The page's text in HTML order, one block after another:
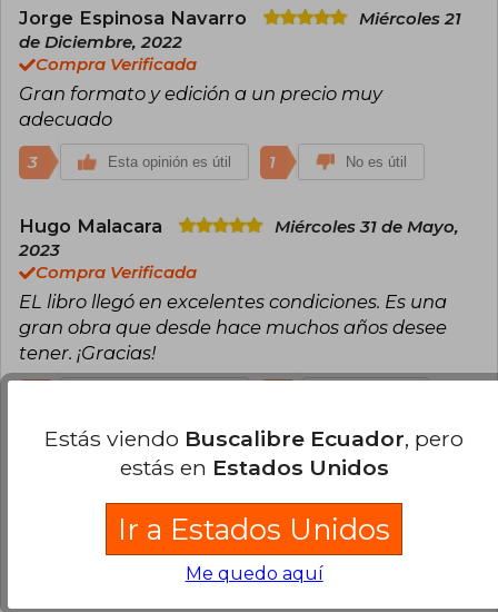
Jorge Espinosa Navarro
Miércoles 21
de Diciembre, 2022
Compra Verificada
Gran formato y edición a un precio muy
adecuado
3 Esta opinión es útil 1 No es útil
Hugo Malacara
Miércoles 31 de Mayo,
2023
Compra Verificada
EL libro llegó en excelentes condiciones. Es una
gran obra que desde hace muchos años desee
tener. ¡Gracias!
Federico Blanco
Lunes 23 de Junio,
Compra Verificada
Excelente edición
Esta opinión es útil 0
Estás viendo Buscalibre Ecuador, pero
estás en Estados Unidos
Ir a Estados Unidos
Me quedo aquí